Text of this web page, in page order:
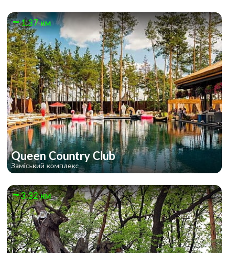
1.37 км
Queen Country Club
Заміський комплекс
3.32 км